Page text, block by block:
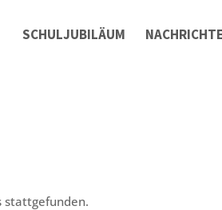
SCHULJUBILÄUM
stattgefunden.